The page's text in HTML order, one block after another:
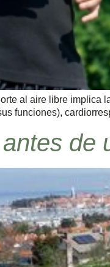
al aire libre implica
funciones),
de